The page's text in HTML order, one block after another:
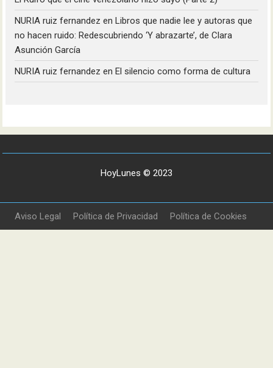
NURIA ruiz fernandez enLibros que nadie lee y autoras que
no hacen ruido: Redescubriendo ‘Y abrazarte’, de Clara
Asunción García
NURIA ruiz fernandez enEl silencio como forma de cultura
HoyLunes © 2023
Aviso Legal Política de Privacidad Política de Cookies